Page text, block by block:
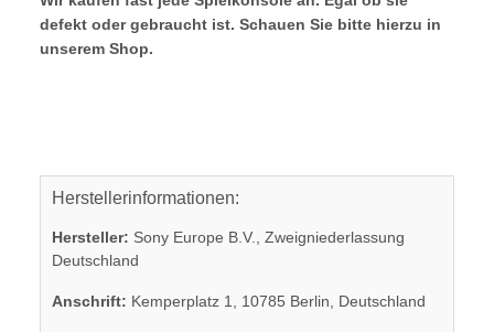
defekt oder gebraucht ist. Schauen Sie bitte hierzu in
unserem Shop.
Herstellerinformationen:
Hersteller: Sony Europe B.V., Zweigniederlassung
Deutschland
Anschrift: Kemperplatz 1, 10785 Berlin, Deutschland